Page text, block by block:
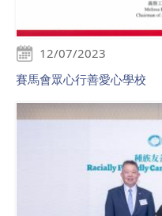
12/07/2023
賽馬會眾心行善愛心學校